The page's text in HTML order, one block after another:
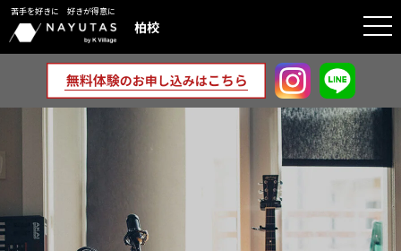
苦手を好きに 好きが得意に
柏校